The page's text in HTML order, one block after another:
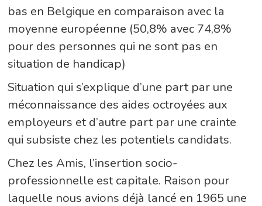
bas en Belgique en comparaison avec la
moyenne européenne (50,8% avec 74,8%
pour des personnes qui ne sont pas en
situation de handicap)
Situation qui s’explique d’une part par une
méconnaissance des aides octroyées aux
employeurs et d’autre part par une crainte
qui subsiste chez les potentiels candidats.
Chez les Amis, l’insertion socio-
professionnelle est capitale. Raison pour
laquelle nous avions déjà lancé en 1965 une